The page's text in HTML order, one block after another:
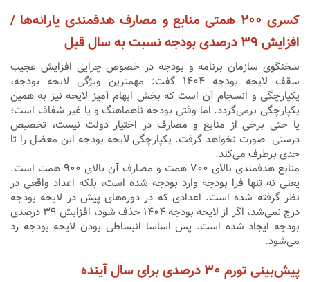
کسری ۲۰۰ همتی منابع و مصارف هدفمندی یارانه‌ها /
افزایش ۳۹ درصدی بودجه نسبت به سال قبل
سخنگوی سازمان برنامه و بودجه در خصوص چرایی افزایش عجیب
سقف لایحه بودجه ۱۴۰۴ گفت: مهمترین ویژگی لایحه بودجه،
یکپارچگی و انسجام آن است که بخش ابهام آمیز لایحه نیز به همین
یکپارچگی برمی‌گردد. اما وقتی بودجه ناهماهنگ و یا غیر شفاف است؛
یا حتی برخی از ‌منابع و مصارف در اختیار دولت نیست، تخصیص
درستی صورت نخواهد گرفت. یکپارچگی لایحه بودجه این معضل را تا
حدی برطرف می‌کند.
منابع هدفمندی بالای ۷۰۰ همت و مصارف آن بالای ۹۰۰ همت است.
یعنی نه تنها فرا بودجه وارد بودجه شده است، بلکه اعداد واقعی در
نظر گرفته شده است. اعدادی که در دوره‌های پیش در لایحه بودجه
درج نمی‌شد، اگر از لایحه بودجه ۱۴۰۴ حذف شود، افزایش ۳۹ درصدی
بودجه ایجاد شده است. پس اساسا انبساطی بودن لایحه بودجه رد
می‌شود.
پیش‌بینی تورم ۳۰ درصدی برای سال آینده